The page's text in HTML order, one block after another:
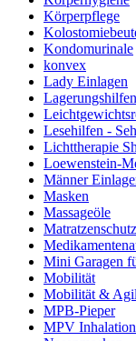
Körperpflege
Kondomurinale
konvex
Lady Einlagen
Lesehilfen -
Lichttherapie
Loewenstein-
Männer
Masken
Massageöle
Matratzenschutz
Mini Garagen
Mobilität
Mobilität &
MPB-Pieper
MPV